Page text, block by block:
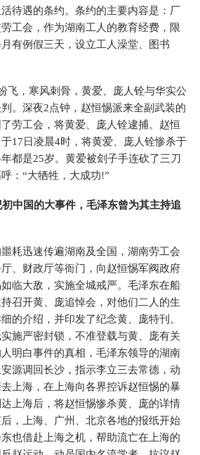
待遇的条约。条约的主要内容是：厂
工会，作为湖南工人的教育经费，限
有例假三天，设立工人澡堂、图书
飞，寒风刺骨，黄爱、庞人铨与华实公
。深夜2点钟，赵恒惕派来全副武装的
劳工会，将黄爱、庞人铨逮捕。赵恒
17日凌晨4时，将黄爱、庞人铨惨杀于
都是25岁。黄爱被刽子手连砍了三刀
：“大牺牲，大成功!”
中国的大事件，毛泽东曾为其主持追
耗迅速传遍湖南及全国，湖南劳工会
、财政厅等衙门，向赵恒惕军阀政府
临大敌，实施全城戒严。毛泽东在船
召开黄、庞追悼会，对他们二人的生
的介绍，并印发了纪念黄、庞特刊。
施严密封锁，不准登载与黄、庞有关
明白事件的真相，毛泽东领导的湖南
源调回长沙，指示李立三去常德，动
上海，在上海向各界控诉赵恒惕的暴
上海后，将赵恒惕惨杀黄、庞的详情
，上海、广州、北京各地的报纸开始
也借赴上海之机，帮助流亡在上海的